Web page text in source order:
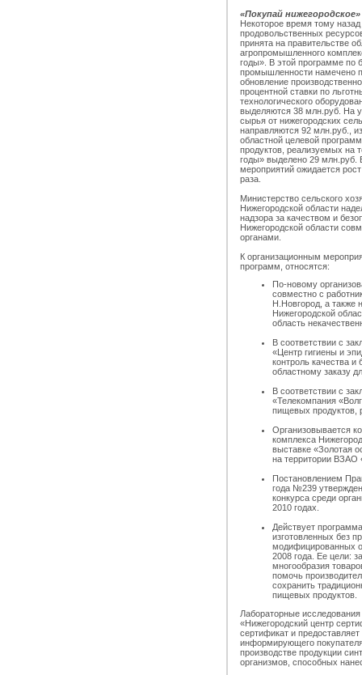
«Покупай нижегородское»
Некоторое время тому
продовольственных
принята на правительстве
агропромышленного
годы». В этой программе по
промышленности намечено
обновление
процентной ставки по
технологического
выделяются 38 млн.руб. На
сырья от нижегородских
направляются 92 млн.руб.,
областной целевой
продуктов, реализуемых на
годы» выделено 29 млн.руб.
мероприятий ожидается
раза.
Министерство сельского
Нижегородской области
надзора за качеством и
Нижегородской области
органами.
К организационным
программ, относятся:
По-новому
совместно с
Н.Новгород, а также
Нижегородской
область
В соответствии с
«Центр гигиены и
контроль качества
областному заказу
В соответствии с
«Телекомпания
пищевых продуктов,
Организовывается
комплекса
выставке «Золотая
на территории ВЗАО
Постановлением
года №239
конкурса среди
2010 годах.
Действует
изготовленных без
модифицированных
2008 года. Ее цели:
многообразия
помочь
сохранить
пищевых продуктов.
Лабораторные
«Нижегородский центр
сертификат и
информирующего
производстве продукции
организмов, способных